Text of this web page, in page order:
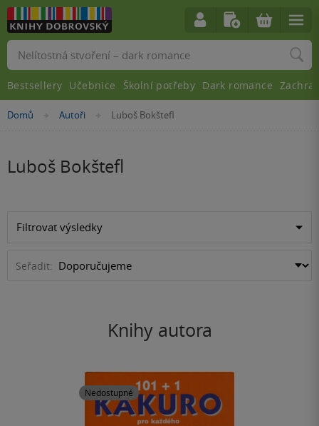
Nacházíte
Domů »Autoři »
Luboš Bokštefl
Luboš Bokštefl
Filtrovat výsledky
Seřadit:
Knihy autora
Nedostupné
Vyhledávání
Bestsellery Učebnice Školní potřeby Dark romance